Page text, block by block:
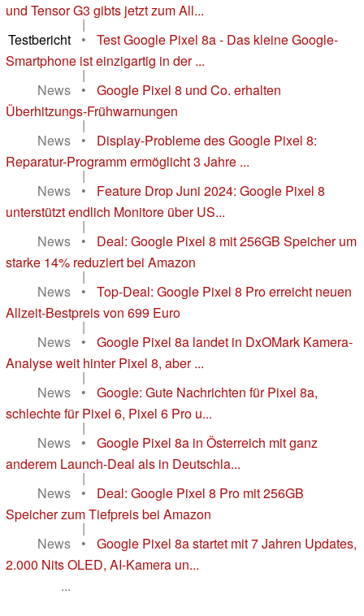
und Tensor G3 gibts jetzt zum All...
|
Testbericht
•
Test Google Pixel 8a - Das kleine Google-
Smartphone ist einzigartig in der ...
|
News
•
Google Pixel 8 und Co. erhalten
Überhitzungs-Frühwarnungen
|
News
•
Display-Probleme des Google Pixel 8:
Reparatur-Programm ermöglicht 3 Jahre ...
|
News
•
Feature Drop Juni 2024: Google Pixel 8
unterstützt endlich Monitore über US...
|
News
•
Deal: Google Pixel 8 mit 256GB Speicher um
starke 14% reduziert bei Amazon
|
News
•
Top-Deal: Google Pixel 8 Pro erreicht neuen
Allzeit-Bestpreis von 699 Euro
|
News
•
Google Pixel 8a landet in DxOMark Kamera-
Analyse weit hinter Pixel 8, aber ...
|
News
•
Google: Gute Nachrichten für Pixel 8a,
schlechte für Pixel 6, Pixel 6 Pro u...
|
News
•
Google Pixel 8a in Österreich mit ganz
anderem Launch-Deal als in Deutschla...
|
News
•
Deal: Google Pixel 8 Pro mit 256GB
Speicher zum Tiefpreis bei Amazon
|
News
•
Google Pixel 8a startet mit 7 Jahren Updates,
2.000 Nits OLED, AI-Kamera un...
...